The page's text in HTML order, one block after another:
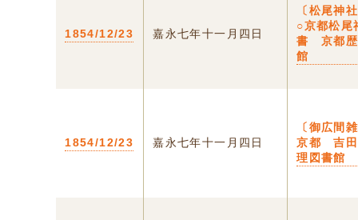
1854/12/23 嘉永七年十一月四日
〔松尾神
○京都松尾
書 京都歴
館
1854/12/23 嘉永七年十一月四日
〔御広間
京都 吉田
理図書館